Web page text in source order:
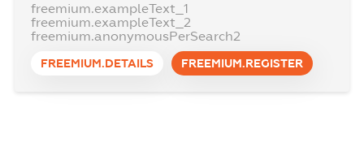
freemium.exampleText_1
freemium.exampleText_2
freemium.anonymousPerSearch2
FREEMIUM.DETAILS FREEMIUM.REGISTER